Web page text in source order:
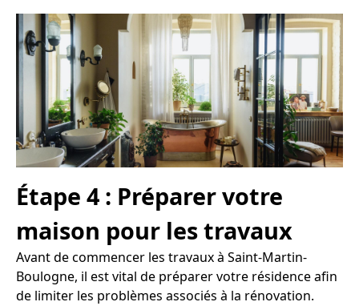
Étape 4 : Préparer votre
maison pour les travaux
Avant de commencer les travaux à Saint-Martin-
Boulogne, il est vital de préparer votre résidence afin
de limiter les problèmes associés à la rénovation.